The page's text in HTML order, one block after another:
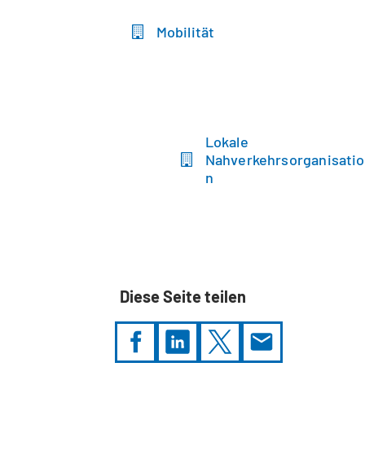
Mobilität
Lokale
Nahverkehrsorganisatio
n
Diese Seite teilen